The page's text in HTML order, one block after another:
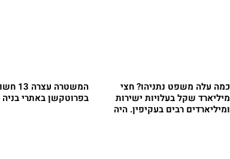
כמה עלה משפט נתניהו? חצי
מיליארד שקל בעלויות ישירות
ומיליארדים רבים בעקיפין. היה
המשטרה
בפרוטקשן באתרי בניה